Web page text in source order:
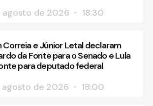
agosto de 2026
18:30
Correia e Júnior Letal declaram
da Fonte para o Senado e Lula
para deputado federal
agosto de 2026
18:00